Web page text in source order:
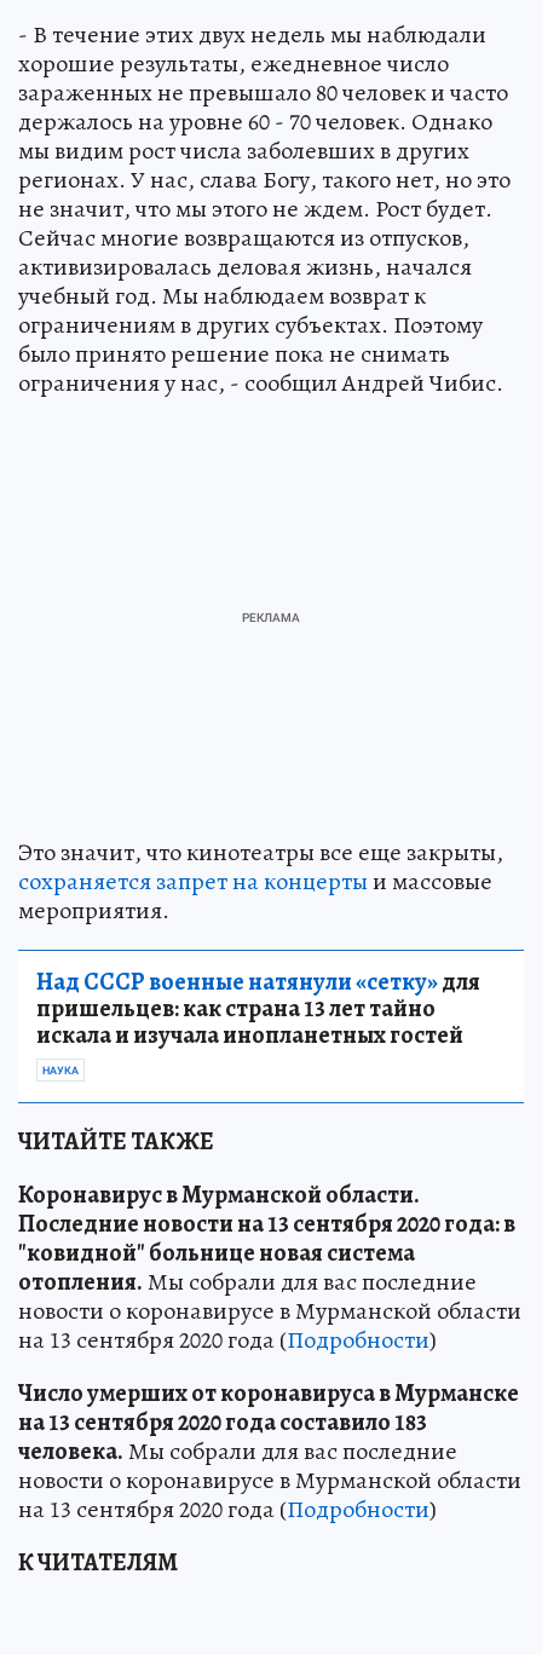
- В течение этих двух недель мы наблюдали
хорошие результаты, ежедневное число
зараженных не превышало 80 человек и часто
держалось на уровне 60 - 70 человек. Однако
мы видим рост числа заболевших в других
регионах. У нас, слава Богу, такого нет, но это
не значит, что мы этого не ждем. Рост будет.
Сейчас многие возвращаются из отпусков,
активизировалась деловая жизнь, начался
учебный год. Мы наблюдаем возврат к
ограничениям в других субъектах. Поэтому
было принято решение пока не снимать
ограничения у нас, - сообщил Андрей Чибис.
Это значит, что кинотеатры все еще закрыты,
сохраняется запрет на концертыи массовые
мероприятия.
Над СССР военные натянули «сетку»для
пришельцев: как страна 13 лет тайно
искала и изучала инопланетных гостей
НАУКА
ЧИТАЙТЕ ТАКЖЕ
Коронавирус в Мурманской области.
Последние новости на 13 сентября 2020 года: в
"ковидной" больнице новая система
отопления.Мы собрали для вас последние
новости о коронавирусе в Мурманской области
на 13 сентября 2020 года (Подробности)
Число умерших от коронавируса в Мурманске
на 13 сентября 2020 года составило 183
человека.Мы собрали для вас последние
новости о коронавирусе в Мурманской области
на 13 сентября 2020 года (Подробности)
К ЧИТАТЕЛЯМ